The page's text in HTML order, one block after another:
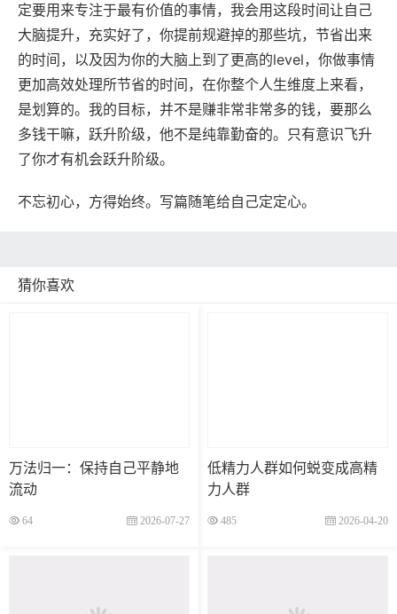
定要用来专注于最有价值的事情，我会用这段时间让自己
大脑提升，充实好了，你提前规避掉的那些坑，节省出来
的时间，以及因为你的大脑上到了更高的level，你做事情
更加高效处理所节省的时间，在你整个人生维度上来看，
是划算的。我的目标，并不是赚非常非常多的钱，要那么
多钱干嘛，跃升阶级，他不是纯靠勤奋的。只有意识飞升
了你才有机会跃升阶级。
不忘初心，方得始终。写篇随笔给自己定定心。
猜你喜欢
万法归一：保持自己平静地
流动
64 2026-07-27
低精力人群如何蜕变成高精
力人群
485 2026-04-20